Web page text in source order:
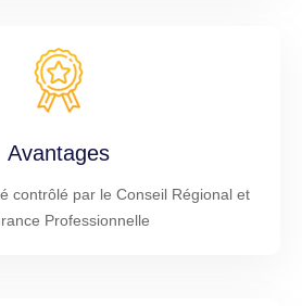
Avantages
contrôlé par le Conseil Régional et
Professionnelle